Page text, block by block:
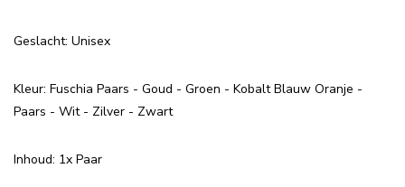
Geslacht: Unisex
Kleur: Fuschia Paars - Goud - Groen - Kobalt Blauw Oranje -
Paars - Wit - Zilver - Zwart
Inhoud: 1x Paar